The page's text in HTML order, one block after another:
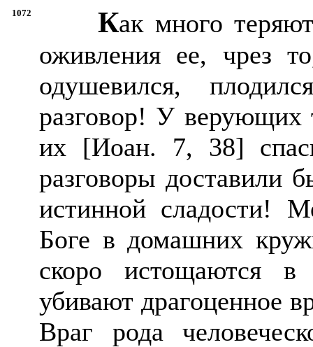
1072 Как много
оживления ее, чрез
одушевился,
разговор! У верующих
их [Иоан. 7, 38]
разговоры доставили
истинной сладости!
Боге в домашних
скоро истощаются в
убивают драгоценное
Враг рода